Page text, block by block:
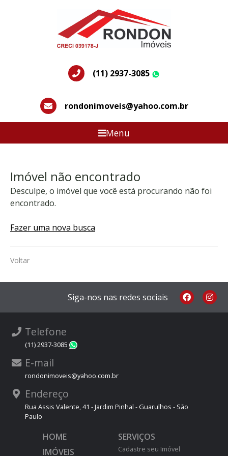
(11) 2937-3085
rondonimoveis@yahoo.com.br
Menu
Imóvel não encontrado
Desculpe, o imóvel que você está procurando não foi
encontrado.
Fazer uma nova busca
Voltar
Siga-nos nas redes sociais
Telefone
(11) 2937-3085
E-mail
rondonimoveis@yahoo.com.br
Endereço
Rua Assis Valente, 41 - Jardim Pinhal - Guarulhos - São
Paulo
HOME
IMÓVEIS
SERVIÇOS
Cadastre seu Imóvel